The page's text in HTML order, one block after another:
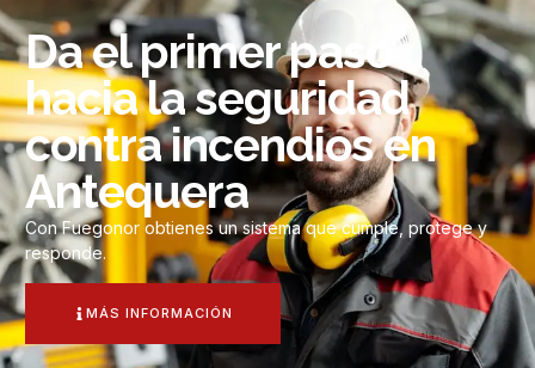
Da el primer paso
hacia la seguridad
contra incendios en
Antequera
Con Fuegonor obtienes un sistema que cumple, protege y
responde.
MÁS INFORMACIÓN